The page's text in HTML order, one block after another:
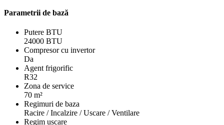
Parametrii de bază
Putere BTU
24000 BTU
Compresor cu invertor
Da
Agent frigorific
R32
Zona de service
70 m²
Regimuri de baza
Racire / Incalzire / Uscare / Ventilare
Regim uscare